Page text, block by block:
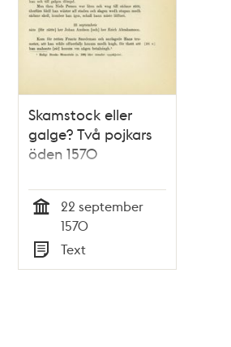
Skamstock eller
galge? Två pojkars
öden 1570
22 september
1570
Typ
Text